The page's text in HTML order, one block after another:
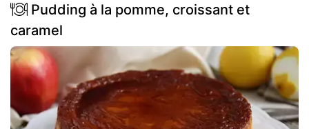
Pudding à la pomme, croissant et
caramel